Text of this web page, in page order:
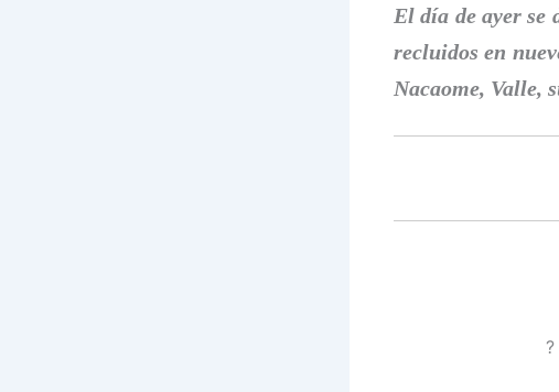
El día de ayer se
recluidos en
Nacaome, Valle,
?